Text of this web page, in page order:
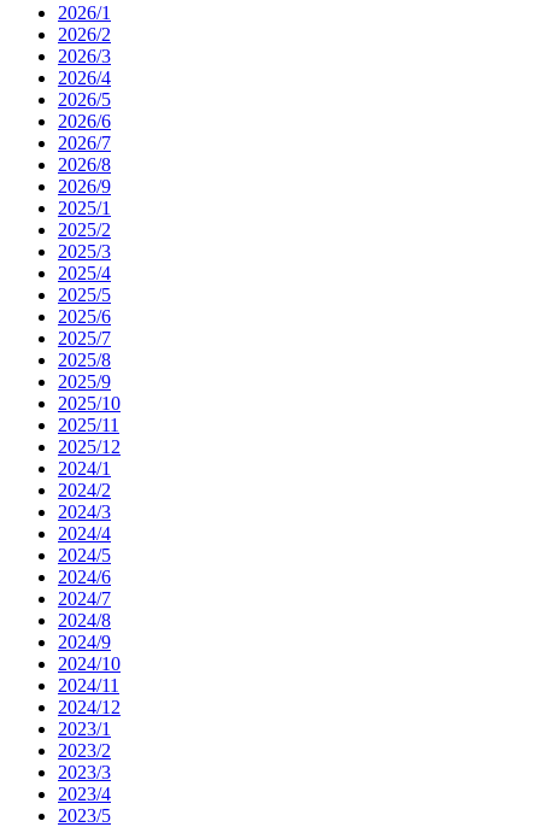
2026/1
2026/2
2026/3
2026/4
2026/5
2026/6
2026/7
2026/8
2026/9
2025/1
2025/2
2025/3
2025/4
2025/5
2025/6
2025/7
2025/8
2025/9
2025/10
2025/11
2025/12
2024/1
2024/2
2024/3
2024/4
2024/5
2024/6
2024/7
2024/8
2024/9
2024/10
2024/11
2024/12
2023/1
2023/2
2023/3
2023/4
2023/5